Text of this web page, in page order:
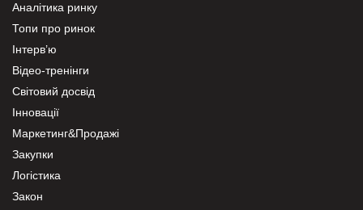
Аналітика ринку
Топи про ринок
Інтерв’ю
Відео-тренінги
Світовий досвід
Інновації
Маркетинг&Продажі
Закупки
Логістика
Закон